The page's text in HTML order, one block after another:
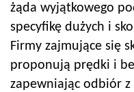
żąda wyjątkowego
specyfikę dużych i
Firmy zajmujące się
proponują prędki i
zapewniając odbiór z